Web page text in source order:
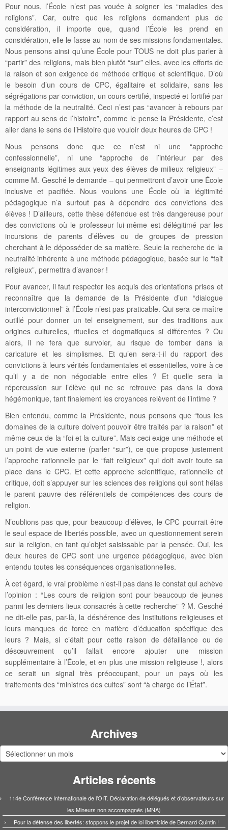
Pour nous, l’École n’est pas vouée à soigner les “maladies des
religions”. Car, outre que les religions demandent plus de
considération, il importe que, quand l’École les prend en
considération, elle le fasse au nom de ses missions fondamentales.
Nous pensons ainsi qu’une École pour TOUS ne doit plus parler à
“partir” des religions, mais bien plutôt “sur” elles, avec les efforts de
la raison et son exigence de méthode critique et scientifique. D’où
le besoin d’un cours de CPC, égalitaire et solidaire, sans les
ségrégations par conviction, un cours certifié, inspecté et fortifié par
la méthode de la neutralité. Ceci n’est pas “avancer à rebours par
rapport au sens de l’histoire”, comme le pense la Présidente, c’est
aller dans le sens de l’Histoire que vouloir deux heures de CPC !
Nous pensons donc que ce n’est ni une “approche
confessionnelle”, ni une “approche de l’intérieur par des
enseignants légitimes aux yeux des élèves de milieux religieux” –
comme M. Gesché le demande – qui permettront d’avoir une École
inclusive et pacifiée. Nous voulons une École où la légitimité
pédagogique n’a surtout pas à dépendre des convictions des
élèves ! D’ailleurs, cette thèse défendue est très dangereuse pour
des convictions où le professeur lui-même est délégitimé par les
incursions de parents d’élèves ou de groupes de pression
cherchant à le déposséder de sa matière. Seule la recherche de la
neutralité inhérente à une méthode pédagogique, basée sur le “fait
religieux”, permettra d’avancer !
Pour avancer, il faut respecter les acquis des orientations prises et
reconnaître que la demande de la Présidente d’un “dialogue
interconvictionnel” à l’École n’est pas praticable. Qui sera ce maître
outillé pour donner un tel enseignement, sur des traditions aux
origines culturelles, rituelles et dogmatiques si différentes ? Ou
alors, il ne fera que survoler, au risque de tomber dans la
caricature et les simplismes. Et qu’en sera-t-il du rapport des
convictions à leurs vérités fondamentales et essentielles, voire à ce
qu’il y a de non négociable entre elles ? Et quelle sera la
répercussion sur l’élève qui ne se retrouve pas dans la doxa
hégémonique, tant finalement les croyances relèvent de l’intime ?
Bien entendu, comme la Présidente, nous pensons que “tous les
domaines de la culture doivent pouvoir être traités par la raison” et
même ceux de la “foi et la culture”. Mais ceci exige une méthode et
un point de vue externe (parler “sur”), ce que propose justement
l’approche rationnelle par le “fait religieux” qui doit avoir toute sa
place dans le CPC. Et cette approche scientifique, rationnelle et
critique, doit s’appuyer sur les sciences des religions qui sont hélas
le parent pauvre des référentiels de compétences des cours de
religion.
N’oublions pas que, pour beaucoup d’élèves, le CPC pourrait être
le seul espace de libertés possible, avec un questionnement serein
sur la religion, en tant qu’objet saisissable par la pensée. Oui, les
deux heures de CPC sont une urgence pédagogique, avec bien
entendu toutes les conséquences organisationnelles.
À cet égard, le vrai problème n’est-il pas dans le constat qui achève
l’opinion : “Les cours de religion sont pour beaucoup de jeunes
parmi les derniers lieux consacrés à cette recherche” ? M. Gesché
ne dit-elle pas, par-là, la déshérence des Institutions religieuses et
leurs manques de force en matière d’éducation spécifique des
leurs ? Mais, si c’était pour cette raison de défaillance ou de
désœuvrement qu’il fallait encore ajouter une mission
supplémentaire à l’École, et en plus une mission religieuse !, alors
ce serait un signal très préoccupant, pour un pays où les
traitements des “ministres des cultes” sont “à charge de l’État”.
Archives
Archives
Articles récents
114e Conférence Internationale de l’OIT. Déclaration de délégués et d’observateurs sur
les Mineurs non accompagnés (MNA)
Pour la défense des libertés: stoppons le projet de loi liberticide de Bernard Quintin !